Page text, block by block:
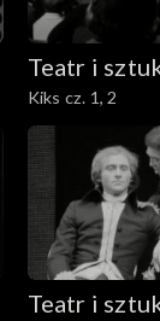
Teatr i
Kiks cz. 1, 2
Teatr i